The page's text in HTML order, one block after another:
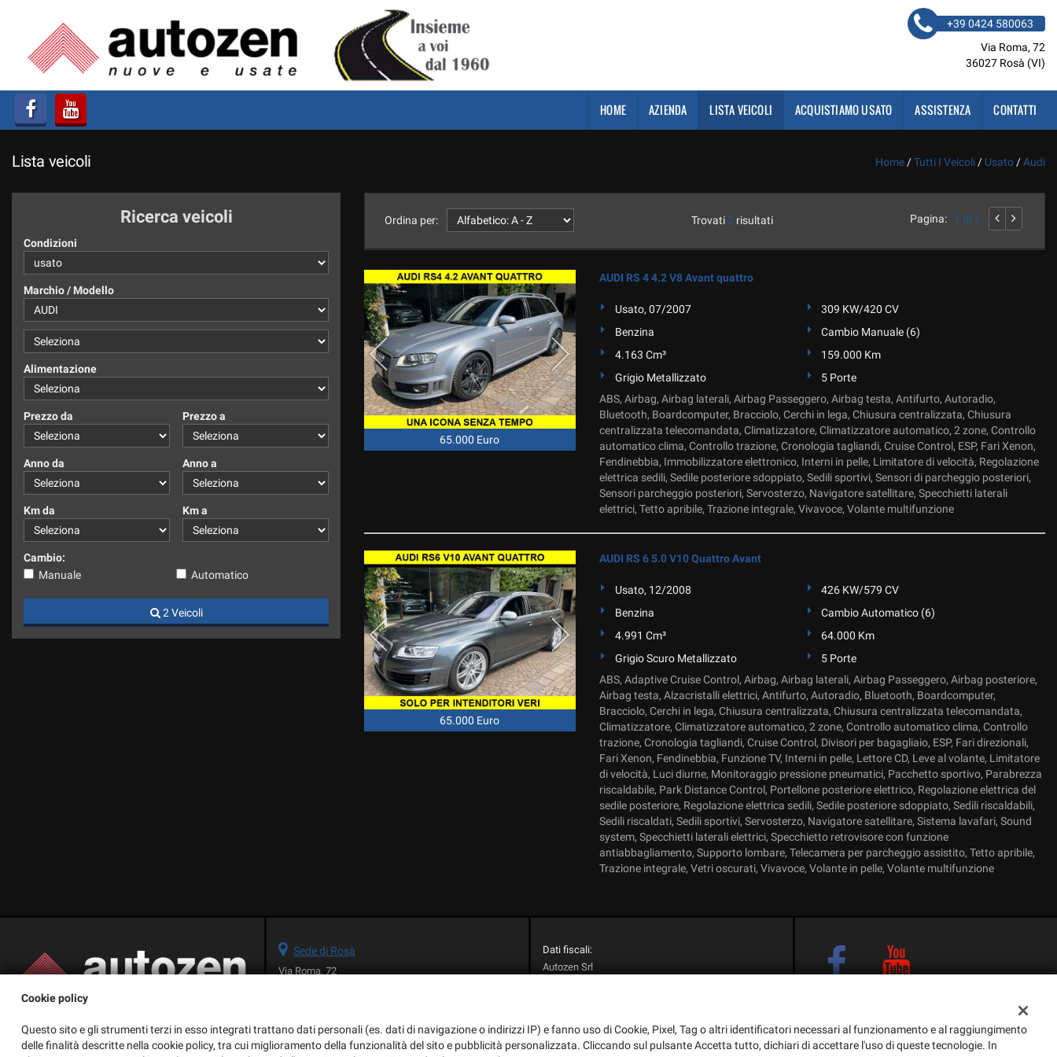
AZIENDA
LISTA VEICOLI
ACQUISTIAMO USATO
CONTATTI
+39 0424 580063
Via Roma, 72
36027 Rosà (VI)
HOME AZIENDA LISTA VEICOLI ACQUISTIAMO USATO ASSISTENZA CONTATTI
Lista veicoli Home /Tutti I Veicoli / Usato /Audi
Ricerca veicoli
Condizioni
Marchio / Modello
Alimentazione
Prezzo da Prezzo a
Anno da Anno a
Km da Km a
Cambio:
Manuale
Automatico
2 Veicoli
Ordina per: Trovati 2 risultati Pagina: 1 di 1
65.000 Euro
AUDI RS 4 4.2 V8 Avant quattro
Usato, 07/2007
309 KW/420 CV
Benzina
Cambio Manuale (6)
4.163 Cm³
159.000 Km
Grigio Metallizzato
5 Porte
ABS, Airbag, Airbag laterali, Airbag Passeggero, Airbag testa, Antifurto, Autoradio,
Bluetooth, Boardcomputer, Bracciolo, Cerchi in lega, Chiusura centralizzata, Chiusura
centralizzata telecomandata, Climatizzatore, Climatizzatore automatico, 2 zone, Controllo
automatico clima, Controllo trazione, Cronologia tagliandi, Cruise Control, ESP, Fari Xenon,
Fendinebbia, Immobilizzatore elettronico, Interni in pelle, Limitatore di velocità, Regolazione
elettrica sedili, Sedile posteriore sdoppiato, Sedili sportivi, Sensori di parcheggio posteriori,
Sensori parcheggio posteriori, Servosterzo, Navigatore satellitare, Specchietti laterali
elettrici, Tetto apribile, Trazione integrale, Vivavoce, Volante multifunzione
65.000 Euro
AUDI RS 6 5.0 V10 Quattro Avant
Usato, 12/2008
426 KW/579 CV
Benzina
Cambio Automatico (6)
4.991 Cm³
64.000 Km
Grigio Scuro Metallizzato
5 Porte
ABS, Adaptive Cruise Control, Airbag, Airbag laterali, Airbag Passeggero, Airbag posteriore,
Airbag testa, Alzacristalli elettrici, Antifurto, Autoradio, Bluetooth, Boardcomputer,
Bracciolo, Cerchi in lega, Chiusura centralizzata, Chiusura centralizzata telecomandata,
Climatizzatore, Climatizzatore automatico, 2 zone, Controllo automatico clima, Controllo
trazione, Cronologia tagliandi, Cruise Control, Divisori per bagagliaio, ESP, Fari direzionali,
Fari Xenon, Fendinebbia, Funzione TV, Interni in pelle, Lettore CD, Leve al volante, Limitatore
di velocità, Luci diurne, Monitoraggio pressione pneumatici, Pacchetto sportivo, Parabrezza
riscaldabile, Park Distance Control, Portellone posteriore elettrico, Regolazione elettrica del
sedile posteriore, Regolazione elettrica sedili, Sedile posteriore sdoppiato, Sedili riscaldabili,
Sedili riscaldati, Sedili sportivi, Servosterzo, Navigatore satellitare, Sistema lavafari, Sound
system, Specchietti laterali elettrici, Specchietto retrovisore con funzione
antiabbagliamento, Supporto lombare, Telecamera per parcheggio assistito, Tetto apribile,
Trazione integrale, Vetri oscurati, Vivavoce, Volante in pelle, Volante multifunzione
Sede di Rosà
Via Roma, 72
+39 0424 581672
info@autozen.eu
Dati fiscali:
Autozen Srl
Cookie policy
Questo sito e gli strumenti terzi in esso integrati trattano dati personali (es. dati di navigazione o indirizzi IP) e fanno uso di Cookie, Pixel, Tag o altri identificatori necessari al funzionamento e al raggiungimento
delle finalità descritte nella cookie policy, tra cui miglioramento della funzionalità del sito e pubblicità personalizzata. Cliccando sul pulsante Accetta tutto, dichiari di accettare l'uso di queste tecnologie. In